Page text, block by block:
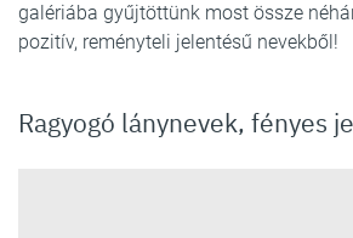
galériába gyűjtöttünk most össze
pozitív, reményteli jelentésű nevekből!
Ragyogó lánynevek, fényes